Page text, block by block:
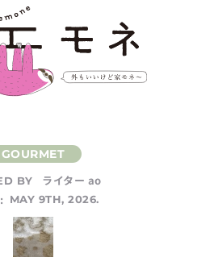
BY
ライター ao
MAY 9TH, 2026.